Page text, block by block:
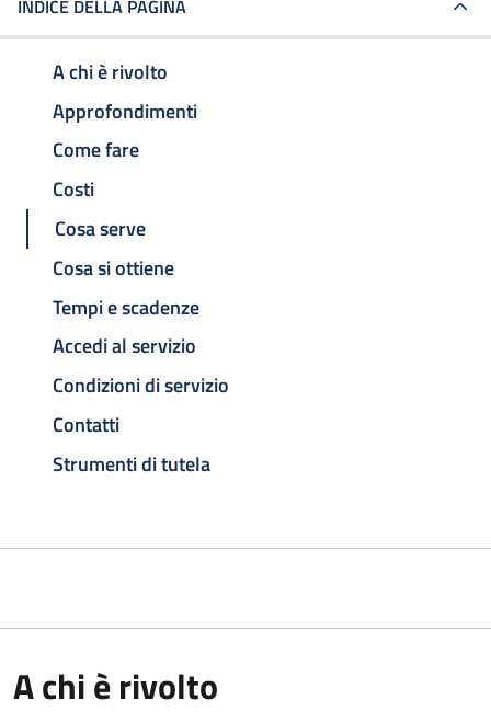
INDICE DELLA PAGINA
A chi è rivolto
Approfondimenti
Come fare
Costi
Cosa serve
Cosa si ottiene
Tempi e scadenze
Accedi al servizio
Condizioni di servizio
Contatti
Strumenti di tutela
A chi è rivolto